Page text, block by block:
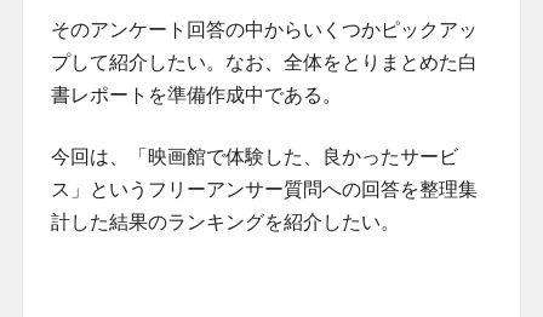
そのアンケート回答の中からいくつかピックアッ
プして紹介したい。なお、全体をとりまとめた白
書レポートを準備作成中である。
今回は、「映画館で体験した、良かったサービ
ス」というフリーアンサー質問への回答を整理集
計した結果のランキングを紹介したい。